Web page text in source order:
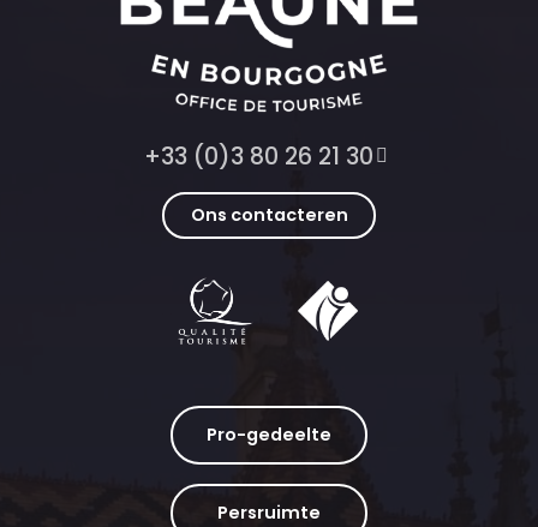
+33 (0)3 80 26 21 30
Ons contacteren
Pro-gedeelte
Persruimte